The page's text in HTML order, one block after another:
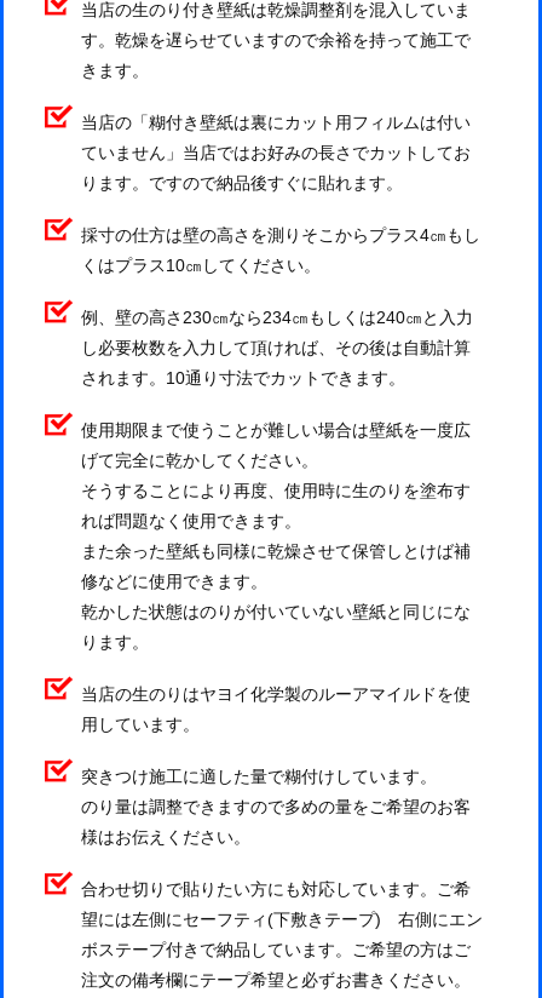
当店の生のり付き壁紙は乾燥調整剤を混入していま
す。乾燥を遅らせていますので余裕を持って施工で
きます。
当店の「糊付き壁紙は裏にカット用フィルムは付い
ていません」当店ではお好みの長さでカットしてお
ります。ですので納品後すぐに貼れます。
採寸の仕方は壁の高さを測りそこからプラス4㎝もし
くはプラス10㎝してください。
例、壁の高さ230㎝なら234㎝もしくは240㎝と入力
し必要枚数を入力して頂ければ、その後は自動計算
されます。10通り寸法でカットできます。
使用期限まで使うことが難しい場合は壁紙を一度広
げて完全に乾かしてください。
そうすることにより再度、使用時に生のりを塗布す
れば問題なく使用できます。
また余った壁紙も同様に乾燥させて保管しとけば補
修などに使用できます。
乾かした状態はのりが付いていない壁紙と同じにな
ります。
当店の生のりはヤヨイ化学製のルーアマイルドを使
用しています。
突きつけ施工に適した量で糊付けしています。
のり量は調整できますので多めの量をご希望のお客
様はお伝えください。
合わせ切りで貼りたい方にも対応しています。ご希
望には左側にセーフティ(下敷きテープ) 右側にエン
ボステープ付きで納品しています。ご希望の方はご
注文の備考欄にテープ希望と必ずお書きください。